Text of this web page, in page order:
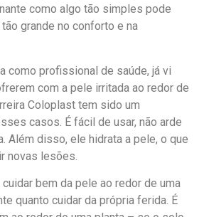
como algo tão simples pode
grande no conforto e na
como profissional de saúde, já vi
com a pele irritada ao redor de
Coloplast tem sido um
casos. É fácil de usar, não arde
Além disso, ele hidrata a pele, o que
novas lesões.
bem da pele ao redor de uma
quanto cuidar da própria ferida. É